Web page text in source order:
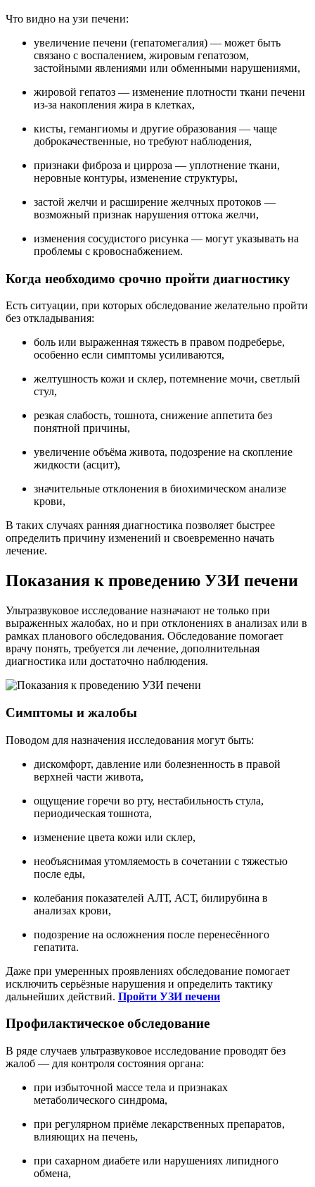
Что видно на узи печени:
увеличение печени (гепатомегалия) — может быть
связано с воспалением, жировым гепатозом,
застойными явлениями или обменными нарушениями,
жировой гепатоз — изменение плотности ткани печени
из-за накопления жира в клетках,
кисты, гемангиомы и другие образования — чаще
доброкачественные, но требуют наблюдения,
признаки фиброза и цирроза — уплотнение ткани,
неровные контуры, изменение структуры,
застой желчи и расширение желчных протоков —
возможный признак нарушения оттока желчи,
изменения сосудистого рисунка — могут указывать на
проблемы с кровоснабжением.
Когда необходимо срочно пройти диагностику
Есть ситуации, при которых обследование желательно пройти
без откладывания:
боль или выраженная тяжесть в правом подреберье,
особенно если симптомы усиливаются,
желтушность кожи и склер, потемнение мочи, светлый
стул,
резкая слабость, тошнота, снижение аппетита без
понятной причины,
увеличение объёма живота, подозрение на скопление
жидкости (асцит),
значительные отклонения в биохимическом анализе
крови,
В таких случаях ранняя диагностика позволяет быстрее
определить причину изменений и своевременно начать
лечение.
Показания к проведению УЗИ печени
Ультразвуковое исследование назначают не только при
выраженных жалобах, но и при отклонениях в анализах или в
рамках планового обследования. Обследование помогает
врачу понять, требуется ли лечение, дополнительная
диагностика или достаточно наблюдения.
Симптомы и жалобы
Поводом для назначения исследования могут быть:
дискомфорт, давление или болезненность в правой
верхней части живота,
ощущение горечи во рту, нестабильность стула,
периодическая тошнота,
изменение цвета кожи или склер,
необъяснимая утомляемость в сочетании с тяжестью
после еды,
колебания показателей АЛТ, АСТ, билирубина в
анализах крови,
подозрение на осложнения после перенесённого
гепатита.
Даже при умеренных проявлениях обследование помогает
исключить серьёзные нарушения и определить тактику
дальнейших действий. Пройти УЗИ печени
Профилактическое обследование
В ряде случаев ультразвуковое исследование проводят без
жалоб — для контроля состояния органа:
при избыточной массе тела и признаках
метаболического синдрома,
при регулярном приёме лекарственных препаратов,
влияющих на печень,
при сахарном диабете или нарушениях липидного
обмена,